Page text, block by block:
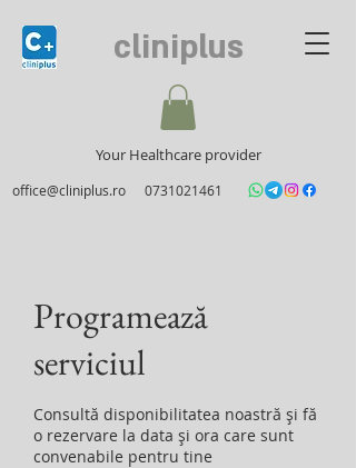
cliniplus
Your Healthcare provider
office@cliniplus.ro 0731021461
Programează
serviciul
Consultă disponibilitatea noastră și fă
o rezervare la data și ora care sunt
convenabile pentru tine